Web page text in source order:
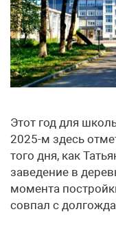
Этот год для
2025-м здесь
того дня, как
заведение в
момента
совпал с